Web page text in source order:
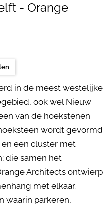
- Orange
in de meest westelijke
ook wel Nieuw
van de hoekstenen
wordt gevormd
een cluster met
die samen het
Architects ontwierp
met elkaar.
waarin parkeren,